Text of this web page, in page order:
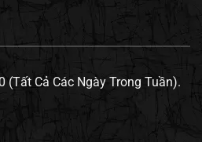
(Tất Cả Các Ngày Trong Tuần).